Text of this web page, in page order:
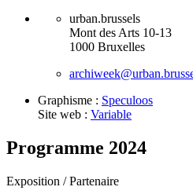
urban.brussels
Mont des Arts 10-13
1000 Bruxelles
Graphisme : Speculoos
Site web : Variable
Programme 2024
Exposition /Partenaire